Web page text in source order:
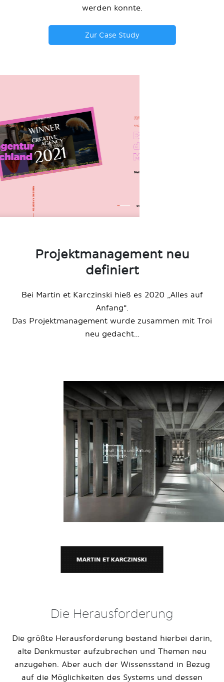
werden konnte.
Zur Case Study
Projektmanagement neu
definiert
Bei Martin et Karczinski hieß es 2020 „Alles auf
Anfang“.
Das Projektmanagement wurde zusammen mit Troi
neu gedacht…
Die Herausforderung
Die größte Herausforderung bestand hierbei darin,
alte Denkmuster aufzubrechen und Themen neu
anzugehen. Aber auch der Wissensstand in Bezug
auf die Möglichkeiten des Systems und dessen